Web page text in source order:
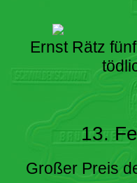
Ernst Rätz
13.
Großer Preis